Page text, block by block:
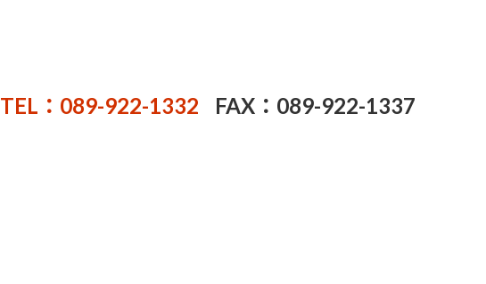
TEL：089-922-1332 FAX：089-922-1337